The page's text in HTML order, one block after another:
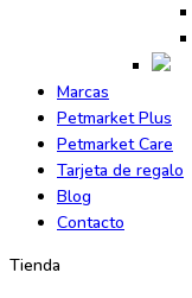
Marcas
Petmarket Plus
Petmarket Care
Tarjeta de regalo
Blog
Contacto
Tienda